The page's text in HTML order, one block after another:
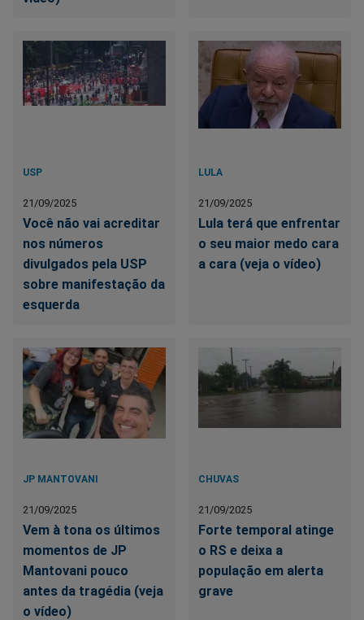
USP
21/09/2025
Você não vai acreditar
nos números
divulgados pela USP
sobre manifestação da
esquerda
LULA
21/09/2025
Lula terá que enfrentar
o seu maior medo cara
a cara (veja o vídeo)
JP MANTOVANI
21/09/2025
Vem à tona os últimos
momentos de JP
Mantovani pouco
antes da tragédia (veja
o vídeo)
CHUVAS
21/09/2025
Forte temporal atinge
o RS e deixa a
população em alerta
grave